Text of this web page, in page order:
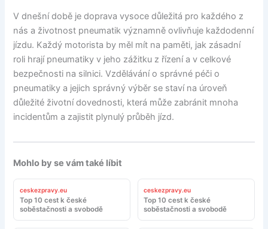
V dnešní době je doprava vysoce důležitá pro každého z
nás a životnost pneumatik významně ovlivňuje každodenní
jízdu. Každý motorista by měl mít na paměti, jak zásadní
roli hrají pneumatiky v jeho zážitku z řízení a v celkové
bezpečnosti na silnici. Vzdělávání o správné péči o
pneumatiky a jejich správný výběr se staví na úroveň
důležité životní dovednosti, která může zabránit mnoha
incidentům a zajistit plynulý průběh jízd.
Mohlo by se vám také líbit
ceskezpravy.eu
Top 10 cest k české
soběstačnosti a svobodě
ceskezpravy.eu
Top 10 cest k české
soběstačnosti a svobodě